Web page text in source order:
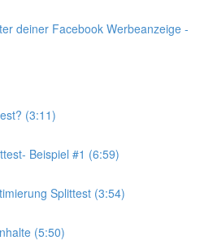
deiner Facebook Werbeanzeige -
(3:11)
Beispiel #1 (6:59)
Splittest (3:54)
(5:50)